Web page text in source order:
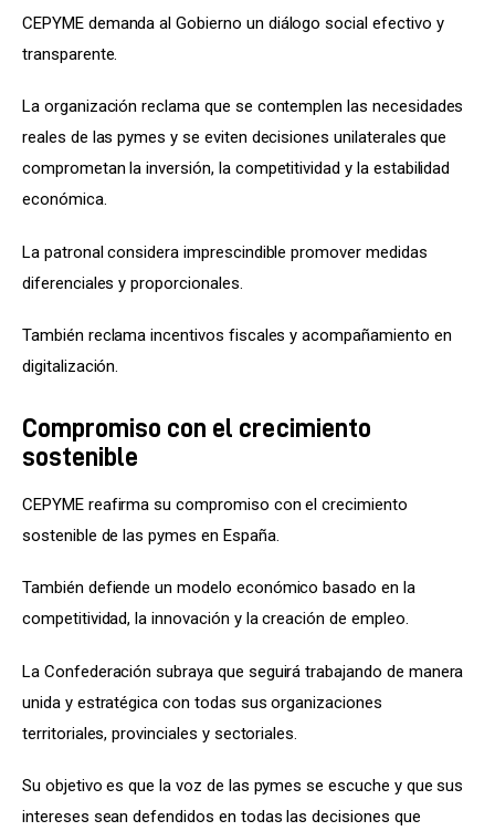
CEPYME demanda al Gobierno un diálogo social efectivo y
transparente.
La organización reclama que se contemplen las necesidades
reales de las pymes y se eviten decisiones unilaterales que
comprometan la inversión, la competitividad y la estabilidad
económica.
La patronal considera imprescindible promover medidas
diferenciales y proporcionales.
También reclama incentivos fiscales y acompañamiento en
digitalización.
Compromiso con el crecimiento
sostenible
CEPYME reafirma su compromiso con el crecimiento
sostenible de las pymes en España.
También defiende un modelo económico basado en la
competitividad, la innovación y la creación de empleo.
La Confederación subraya que seguirá trabajando de manera
unida y estratégica con todas sus organizaciones
territoriales, provinciales y sectoriales.
Su objetivo es que la voz de las pymes se escuche y que sus
intereses sean defendidos en todas las decisiones que